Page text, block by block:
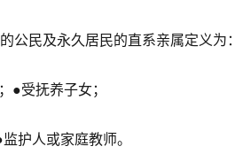
公民及永久居民的直系亲属定义为：
●受抚养子女；
护人或家庭教师。